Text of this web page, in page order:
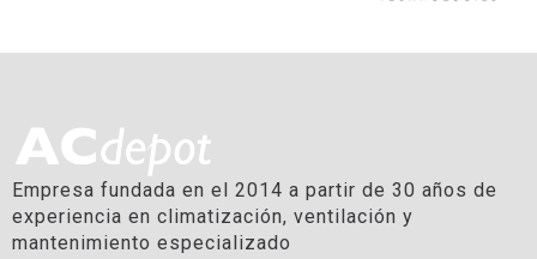
Empresa fundada en el 2014 a partir de 30 años de
experiencia en climatización, ventilación y
mantenimiento especializado